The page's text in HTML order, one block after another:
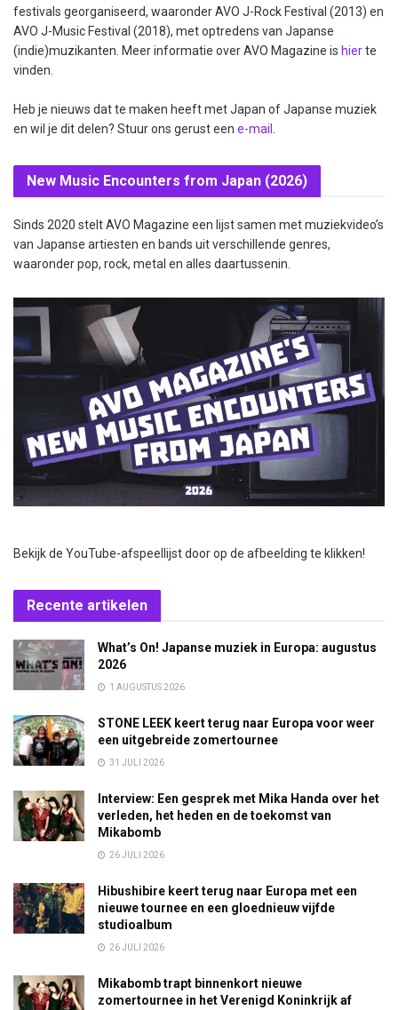
festivals georganiseerd, waaronder AVO J-Rock Festival (2013) en
AVO J-Music Festival (2018), met optredens van Japanse
(indie)muzikanten. Meer informatie over AVO Magazine is hierte
vinden.
Heb je nieuws dat te maken heeft met Japan of Japanse muziek
en wil je dit delen? Stuur ons gerust een e-mail
New Music Encounters from Japan (2026)
Sinds 2020 stelt AVO Magazine een lijst samen met muziekvideo’s
van Japanse artiesten en bands uit verschillende genres,
waaronder pop, rock, metal en alles daartussenin.
Bekijk de YouTube-afspeellijst door op de afbeelding te klikken!
Recente artikelen
What’s On! Japanse muziek in Europa: augustus
2026
1 AUGUSTUS 2026
STONE LEEK keert terug naar Europa voor weer
een uitgebreide zomertournee
31 JULI 2026
Interview: Een gesprek met Mika Handa over het
verleden, het heden en de toekomst van
Mikabomb
26 JULI 2026
Hibushibire keert terug naar Europa met een
nieuwe tournee en een gloednieuw vijfde
studioalbum
26 JULI 2026
Mikabomb trapt binnenkort nieuwe
zomertournee in het Verenigd Koninkrijk af